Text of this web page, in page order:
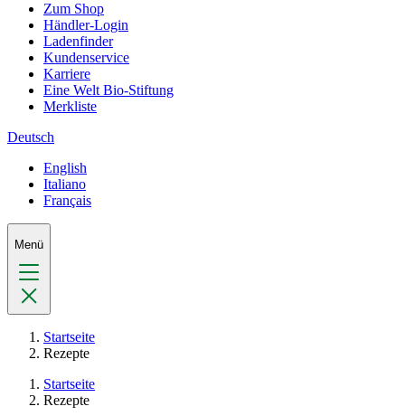
Zum Shop
Händler-Login
Ladenfinder
Kundenservice
Karriere
Eine Welt Bio-Stiftung
Merkliste
Deutsch
English
Italiano
Français
Menü
Startseite
Rezepte
Startseite
Rezepte